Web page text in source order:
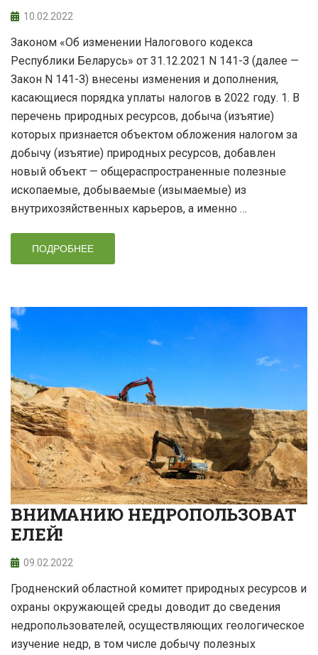
10.02.2022
Законом «Об изменении Налогового кодекса
Республики Беларусь» от 31.12.2021 N 141-З (далее —
Закон N 141-З) внесены изменения и дополнения,
касающиеся порядка уплаты налогов в 2022 году. 1. В
перечень природных ресурсов, добыча (изъятие)
которых признается объектом обложения налогом за
добычу (изъятие) природных ресурсов, добавлен
новый объект — общераспространенные полезные
ископаемые, добываемые (изымаемые) из
внутрихозяйственных карьеров, а именно …
ПОДРОБНЕЕ
ВНИМАНИЮ НЕДРОПОЛЬЗОВАТ
ЕЛЕЙ!
09.02.2022
Гродненский областной комитет природных ресурсов и
охраны окружающей среды доводит до сведения
недропользователей, осуществляющих геологическое
изучение недр, в том числе добычу полезных